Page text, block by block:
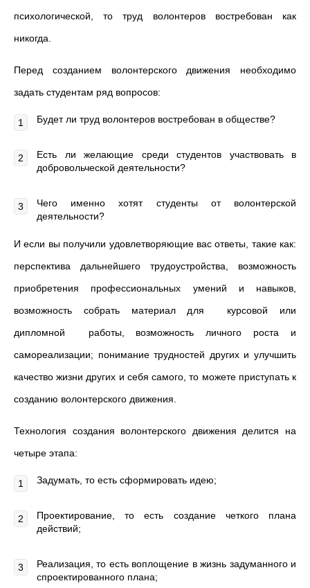
психологической, то труд волонтеров востребован как
никогда.
Перед созданием волонтерского движения необходимо
задать студентам ряд вопросов:
Будет ли труд волонтеров востребован в обществе?
Есть ли желающие среди студентов участвовать в
добровольческой деятельности?
Чего именно хотят студенты от волонтерской
деятельности?
И если вы получили удовлетворяющие вас ответы, такие как:
перспектива дальнейшего трудоустройства, возможность
приобретения профессиональных умений и навыков,
возможность собрать материал для курсовой или
дипломной работы, возможность личного роста и
самореализации; понимание трудностей других и улучшить
качество жизни других и себя самого, то можете приступать к
созданию волонтерского движения.
Технология создания волонтерского движения делится на
четыре этапа:
Задумать, то есть сформировать идею;
Проектирование, то есть создание четкого плана
действий;
Реализация, то есть воплощение в жизнь задуманного и
спроектированного плана;